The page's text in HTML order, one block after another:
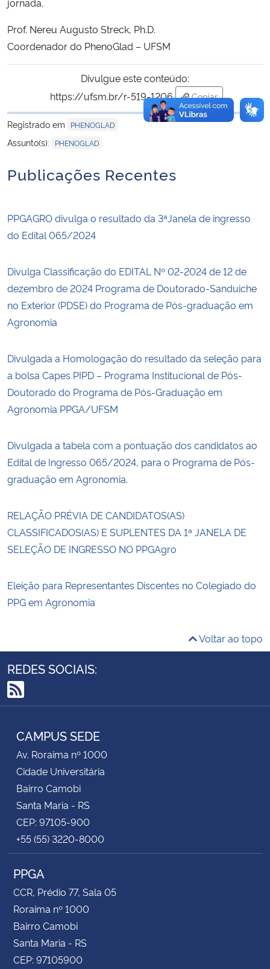
Prof. Nereu Augusto Streck, Ph.D.
Coordenador do PhenoGlad – UFSM
Divulgue este conteúdo:
https://ufsm.br/r-519-1206
Copiar
para área de
Registrado em
PHENOGLAD
Assunto(s): PHENOGLAD
Publicações Recentes
PPGAGRO divulga o resultado da 3ªJanela de ingresso
do Edital 065/2024
Divulga Classificação do EDITAL Nº 02-2024 de 12 de
dezembro de 2024 Programa de Doutorado-Sanduiche
no Exterior (PDSE) do Programa de Pós-graduação em
Agronomia
Divulgada a Homologação do resultado da seleção para
a bolsa Capes PIPD – Programa Institucional de Pós-
Doutorado do Programa de Pós-Graduação em
Agronomia PPGA/UFSM
Divulgada a tabela com a pontuação dos candidatos ao
Edital de Ingresso 065/2024, para o Programa de Pós-
graduação em Agronomia.
RELAÇÃO PRÉVIA DE CANDIDATOS(AS)
CLASSIFICADOS(AS) E SUPLENTES DA 1ª JANELA DE
SELEÇÃO DE INGRESSO NO PPGAgro
Eleição para Representantes Discentes no Colegiado do
PPG em Agronomia
Voltar ao topo
REDES SOCIAIS:
RSS
CAMPUS SEDE
Av. Roraima nº 1000
Cidade Universitária
Bairro Camobi
Santa Maria - RS
CEP: 97105-900
+55 (55) 3220-8000
PPGA
CCR, Prédio 77, Sala 05
Roraima nº 1000
Bairro Camobi
Santa Maria - RS
CEP: 97105900